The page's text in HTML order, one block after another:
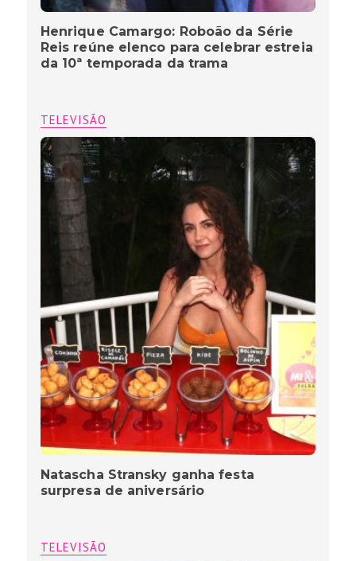
Henrique Camargo: Roboão da Série
Reis reúne elenco para celebrar estreia
da 10ª temporada da trama
TELEVISÃO
Natascha Stransky ganha festa
surpresa de aniversário
TELEVISÃO